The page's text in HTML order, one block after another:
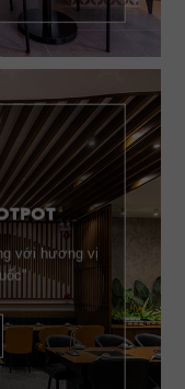
với hương vị